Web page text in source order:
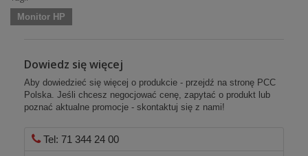
Monitor HP
Dowiedz się więcej
Aby dowiedzieć się więcej o produkcie - przejdź na stronę PCC
Polska. Jeśli chcesz negocjować cenę, zapytać o produkt lub
poznać aktualne promocje - skontaktuj się z nami!
Tel: 71 344 24 00